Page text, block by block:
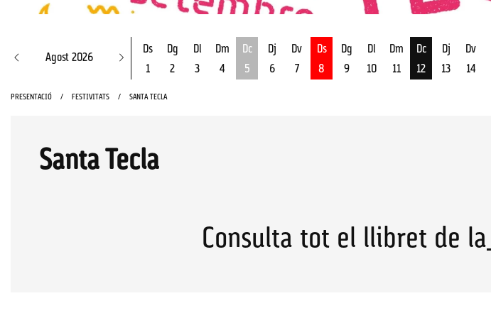
Agost 2026
Ds
1
Dg
2
Dl
3
Dm
4
Dc
5
Dj
6
Dv
7
Ds
8
Dg
9
Dl
10
Dm
11
Dc
12
Dj
13
Dv
14
PRESENTACIÓ FESTIVITATS SANTA TECLA
Santa Tecla
Consulta tot el llibret de la